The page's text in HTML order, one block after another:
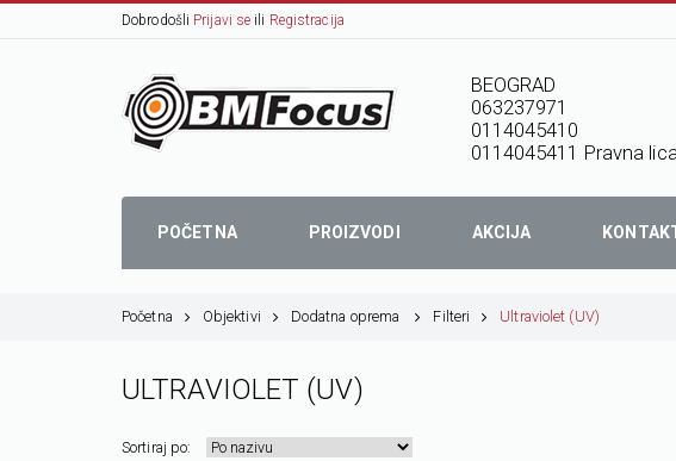
Dobrodošli Prijavi se ili Registracija
BEOGRAD
063237971
0114045410
0114045411 Pravna
POČETNA PROIZVODI AKCIJA
Početna Objektivi Dodatna oprema Filteri Ultraviolet (UV)
ULTRAVIOLET (UV)
Sortiraj po: